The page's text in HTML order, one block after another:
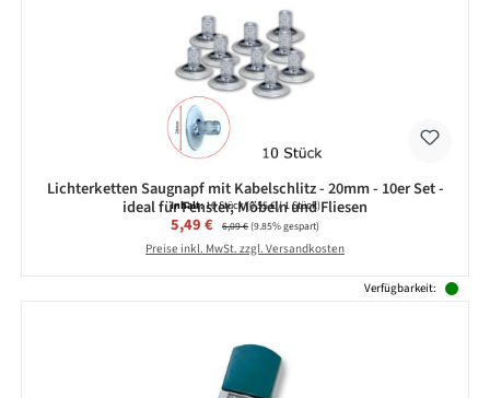
Lichterketten Saugnapf mit Kabelschlitz - 20mm - 10er Set -
ideal für Fenster, Möbeln und Fliesen
Inhalt:10 Stück(0,55 € / 1 Stück)
Verkaufspreis:
5,49 € Regulärer Preis:
6,09 €(9.85% gespart)
Preise inkl. MwSt. zzgl. Versandkosten
Verfügbarkeit: